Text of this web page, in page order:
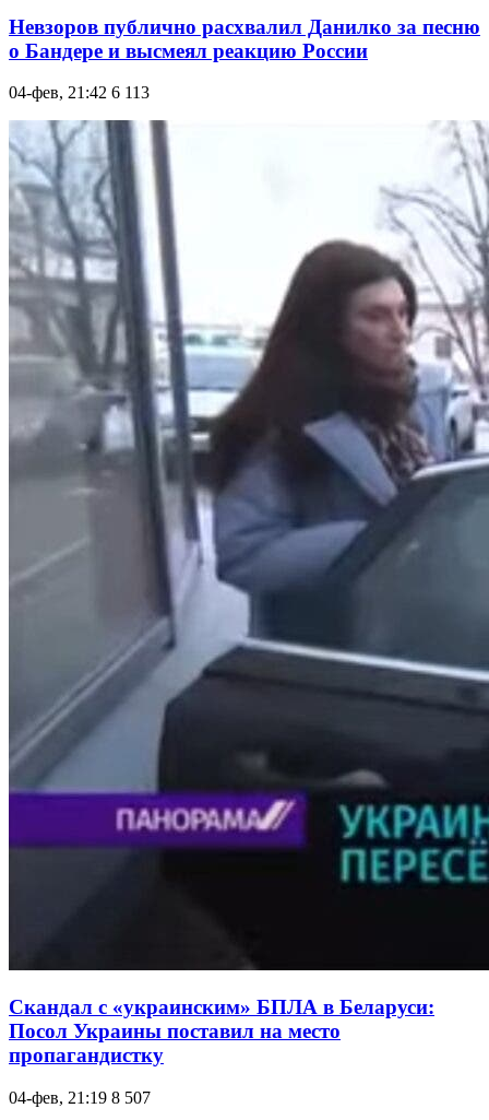
Невзоров публично расхвалил Данилко за песню
о Бандере и высмеял реакцию России
04-фев, 21:42 6 113
Скандал с «украинским» БПЛА в Беларуси:
Посол Украины поставил на место
пропагандистку
04-фев, 21:19 8 507